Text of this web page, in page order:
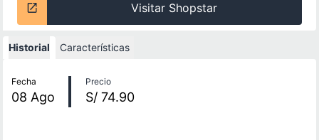
Visitar Shopstar
Historial Características
Fecha
08 Ago
Precio
S/ 74.90